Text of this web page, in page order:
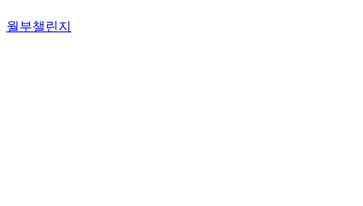
월부챌린지